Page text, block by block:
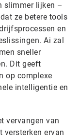
slimmer lijken –
ze betere tools
en
Ai zal
sneller
Dit geeft
op complexe
intelligentie en
vervangen van
versterken ervan